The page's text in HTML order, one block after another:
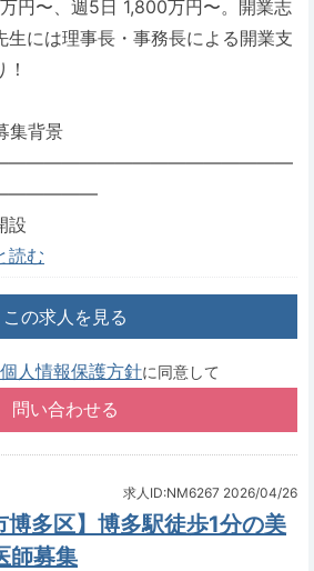
円〜、週5日 1,800万円〜。開業志
生には理事長・事務長による開業支
背景
設
読む
この求人を見る
人情報保護方針に同意して
求人ID:NM6267 2026/04/26
博多区】博多駅徒歩1分の美
師募集